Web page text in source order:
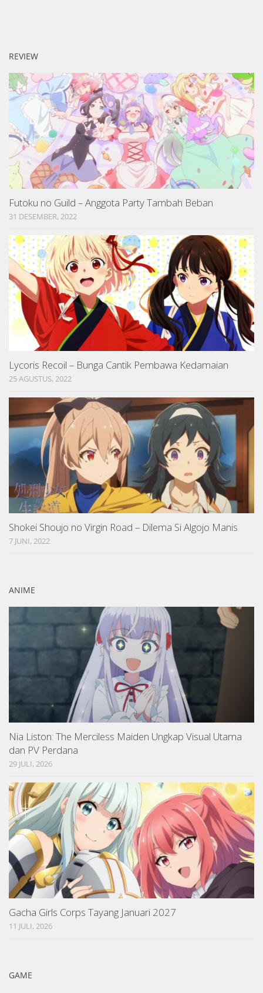
REVIEW
Futoku no Guild – Anggota Party Tambah Beban
31 DESEMBER, 2022
Lycoris Recoil – Bunga Cantik Pembawa Kedamaian
25 AGUSTUS, 2022
Shokei Shoujo no Virgin Road – Dilema Si Algojo Manis
7 JUNI, 2022
ANIME
Nia Liston: The Merciless Maiden Ungkap Visual Utama
dan PV Perdana
29 JULI, 2026
Gacha Girls Corps Tayang Januari 2027
11 JULI, 2026
GAME